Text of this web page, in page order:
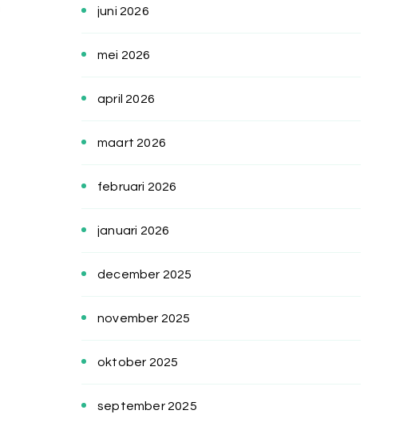
juni 2026
mei 2026
april 2026
maart 2026
februari 2026
januari 2026
december 2025
november 2025
oktober 2025
september 2025